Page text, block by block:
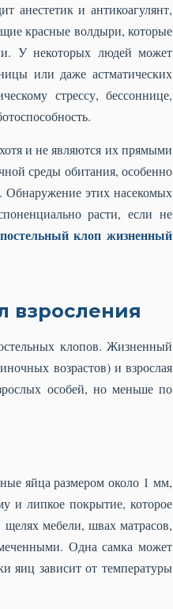
анестетик и антикоагулянт,
красные волдыри, которые
У некоторых людей может
или даже астматических
стрессу, бессоннице,
и не являются их прямыми
среды обитания, особенно
этих насекомых
расти, если не
постельный клоп жизненный
взросления
клопов. Жизненный
возрастов) и взрослая
особей, но меньше по
яйца размером около 1 мм,
и липкое покрытие, которое
мебели, швах матрасов,
Одна самка может
яиц зависит от температуры